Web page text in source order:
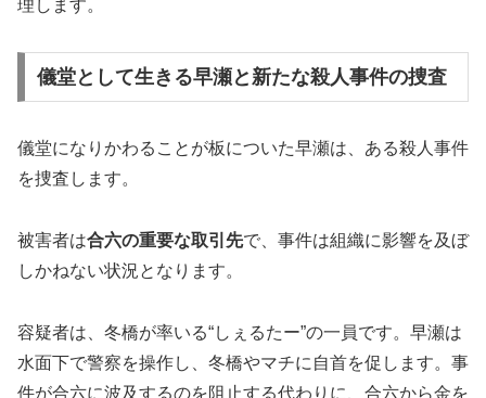
理します。
儀堂として生きる早瀬と新たな殺人事件の捜査
儀堂になりかわることが板についた早瀬は、ある殺人事件
を捜査します。
被害者は合六の重要な取引先で、事件は組織に影響を及ぼ
しかねない状況となります。
容疑者は、冬橋が率いる“しぇるたー”の一員です。早瀬は
水面下で警察を操作し、冬橋やマチに自首を促します。事
件が合六に波及するのを阻止する代わりに、合六から金を